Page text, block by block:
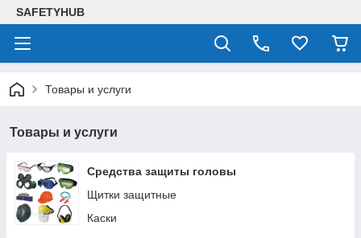
SAFETYHUB
Товары и услуги
Товары и услуги
Средства защиты головы
Щитки защитные
Каски